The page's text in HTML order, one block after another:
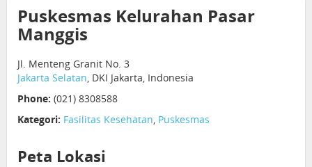
Puskesmas Kelurahan Pasar
Manggis
Jl. Menteng Granit No. 3
Jakarta Selatan, DKI Jakarta, Indonesia
Phone: (021) 8308588
Kategori: Fasilitas Kesehatan, Puskesmas
Peta Lokasi